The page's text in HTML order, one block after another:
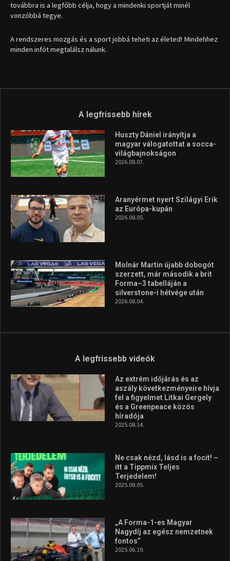
továbbra is a legfőbb célja, hogy a mindenki sportját minél
vonzóbbá tegye.
A rendszeres mozgás és a sport jobbá teheti az életed! Mindehhez
minden infót megtalálsz nálunk.
A legfrissebb hírek
Huszty Dániel irányítja a
magyar válogatottat a socca-
világbajnokságon
2026.08.07.
Aranyérmet nyert Szilágyi Erik
az Európa-kupán
2026.08.05.
Molnár Martin újabb dobogót
szerzett, már második a brit
Forma–3 tabelláján a
silverstone-i hétvége után
2026.08.04.
A legfrissebb videók
Az extrém időjárás és az
aszály következményeire hívja
fel a figyelmet Litkai Gergely
és a Greenpeace közös
híradója
2025.08.14.
Ne csak nézd, lásd is a focit! –
itt a Tippmix Teljes
Terjedelem!
2025.08.05.
„A Forma-1-es Magyar
Nagydíj az egész nemzetnek
fontos”
2025.06.19.